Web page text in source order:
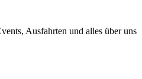
Ausfahrten und alles über uns